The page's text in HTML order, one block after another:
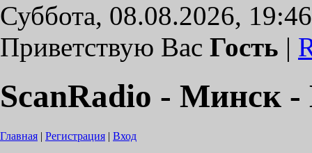
Суббота, 08.08.2026, 19:46
Приветствую Вас Гость |
ScanRadio - Минск -
Главная | Регистрация | Вход